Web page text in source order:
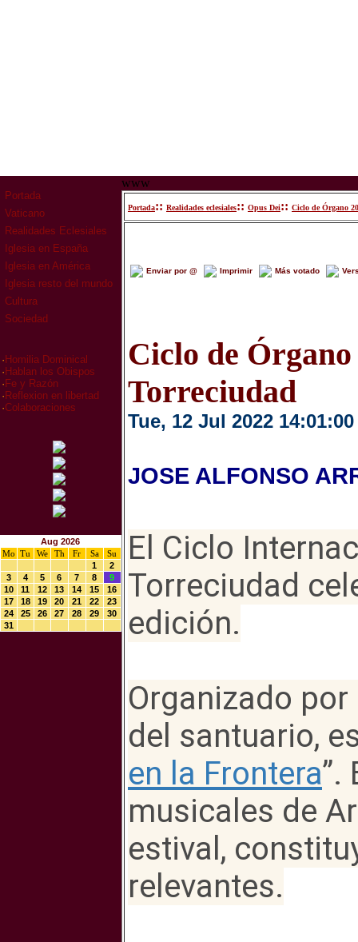
Portada
Vaticano
Realidades Eclesiales
Iglesia en España
Iglesia en América
Iglesia resto del mundo
Cultura
Sociedad
· Homilia Dominical
· Hablan los Obispos
· Fe y Razón
· Reflexion en libertad
·Colaboraciones
Aug 2026
Mo
Tu We Th Fr Sa
Su
1
2
3
4 5 6 7 8
9
10
11 12 13 14 15
16
17
18 19 20 21 22
23
24
25 26 27 28 29
30
31
www
Portada:: Realidades eclesiales:: Opus Dei:: Ciclo de Órgano
Enviar por @ Imprimir Más votado
Ciclo de Órgano
Torreciudad
Tue, 12 Jul 2022 14:01:00
JOSE ALFONSO
El Ciclo
Torreciudad
edición.
Organizado
del santuario,
en la Frontera”.
musicales de
estival,
relevantes.